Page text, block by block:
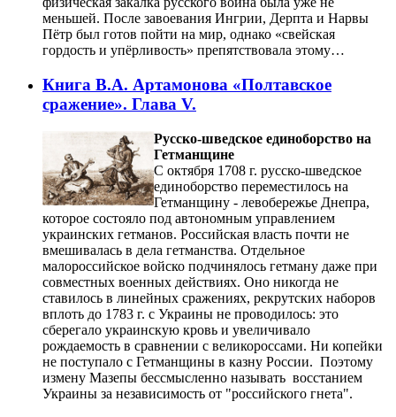
меньшей. После завоевания Ингрии, Дерпта и Нарвы
Пётр был готов пойти на мир, однако «свейская
гордость и упёрливость» препятствовала этому…
Книга В.А. Артамонова «Полтавское
сражение». Глава V.
Русско-шведское единоборство на
Гетманщине
С октября 1708 г. русско-шведское
единоборство переместилось на
Гетманщину - левобережье Днепра,
которое состояло под автономным управлением
украинских гетманов. Российская власть почти не
вмешивалась в дела гетманства. Отдельное
малороссийское войско подчинялось гетману даже при
совместных военных действиях. Оно никогда не
ставилось в линейных сражениях, рекрутских наборов
вплоть до 1783 г. с Украины не проводилось: это
сберегало украинскую кровь и увеличивало
рождаемость в сравнении с великороссами. Ни копейки
не поступало с Гетманщины в казну России. Поэтому
измену Мазепы бессмысленно называть восстанием
Украины за независимость от "российского гнета".